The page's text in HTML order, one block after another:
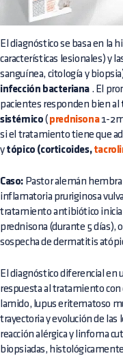
El diagnóstico se basa en la
características lesionales) y
sanguínea, citología y
infección bacteriana . El
pacientes responden bien al
sistémico ( prednisona1-
si el tratamiento tiene que
y tópico (corticoides,
Caso: Pastor alemán
inflamatoria pruriginosa
tratamiento antibiótico
prednisona (durante 5 días),
sospecha de dermatitis
El diagnóstico diferencial en
respuesta al tratamiento con
lamido, lupus eritematoso
trayectoria y evolución de las
reacción alérgica y linfoma
biopsiadas,